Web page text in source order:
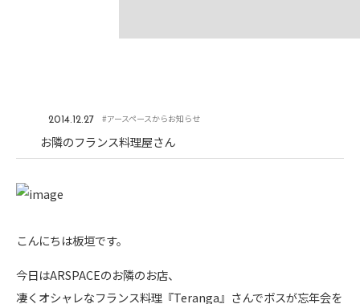
2014.12.27 #アースペースからお知らせ
お隣のフランス料理屋さん
こんにちは板垣です。
今日はARSPACEのお隣のお店、
凄くオシャレなフランス料理『Teranga』さんでボスが忘年会を